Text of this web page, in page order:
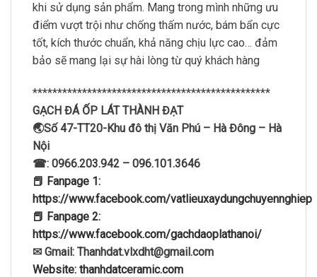
khi sử dụng sản phẩm. Mang trong mình những ưu
điểm vượt trội như chống thấm nước, bám bẩn cực
tốt, kích thước chuẩn, khả năng chịu lực cao… đảm
bảo sẽ mang lại sự hài lòng từ quý khách hàng
************************************************
GẠCH ĐÁ ỐP LÁT THÀNH ĐẠT
🌏Số 47-TT20-Khu đô thị Văn Phú – Hà Đông – Hà
Nội
☎: 0966.203.942 – 096.101.3646
📕 Fanpage 1:
https://www.facebook.com/vatlieuxaydungchuyennghiep
📕 Fanpage 2:
https://www.facebook.com/gachdaoplathanoi/
✉ Gmail: Thanhdat.vlxdht@gmail.com
Website: thanhdatceramic.com